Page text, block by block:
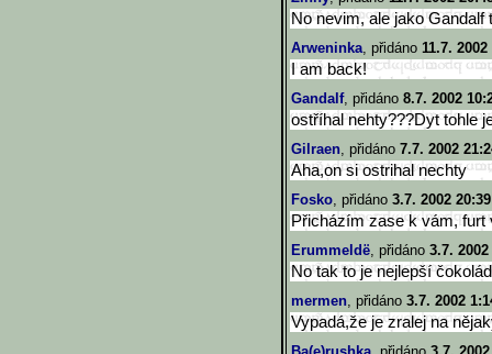
No nevim, ale jako
Arweninka, přidáno 11.7. 2002
I am back!
Gandalf, přidáno 8.7. 2002
ostříhal nehty???Dyt tohle
Gilraen, přidáno 7.7. 2002
Aha,on si ostrihal nechty
Fosko, přidáno 3.7. 2002
Přicházím zase k vám, furt
Erummeldë, přidáno 3.7. 2002
No tak to je nejlepší
mermen, přidáno 3.7. 2002
Vypadá,že je zralej na